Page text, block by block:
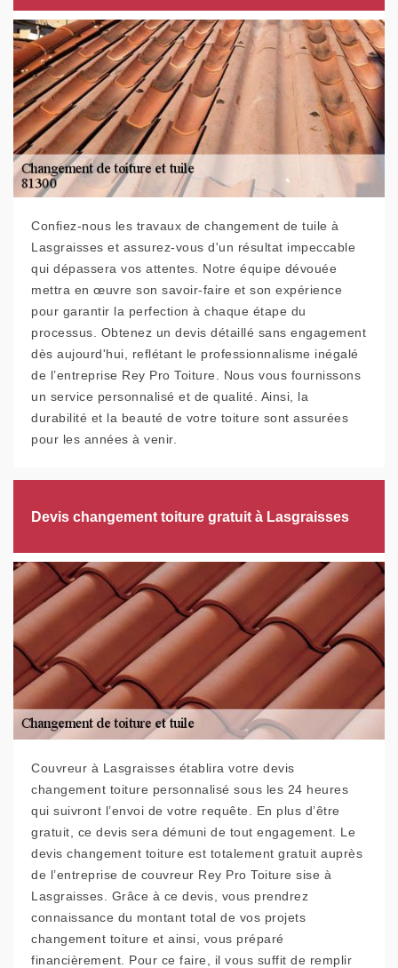
Confiez-nous les travaux de changement de tuile à
Lasgraisses et assurez-vous d'un résultat impeccable
qui dépassera vos attentes. Notre équipe dévouée
mettra en œuvre son savoir-faire et son expérience
pour garantir la perfection à chaque étape du
processus. Obtenez un devis détaillé sans engagement
dès aujourd'hui, reflétant le professionnalisme inégalé
de l’entreprise Rey Pro Toiture. Nous vous fournissons
un service personnalisé et de qualité. Ainsi, la
durabilité et la beauté de votre toiture sont assurées
pour les années à venir.
Devis changement toiture gratuit à Lasgraisses
Couvreur à Lasgraisses établira votre devis
changement toiture personnalisé sous les 24 heures
qui suivront l’envoi de votre requête. En plus d’être
gratuit, ce devis sera démuni de tout engagement. Le
devis changement toiture est totalement gratuit auprès
de l’entreprise de couvreur Rey Pro Toiture sise à
Lasgraisses. Grâce à ce devis, vous prendrez
connaissance du montant total de vos projets
changement toiture et ainsi, vous préparé
financièrement. Pour ce faire, il vous suffit de remplir